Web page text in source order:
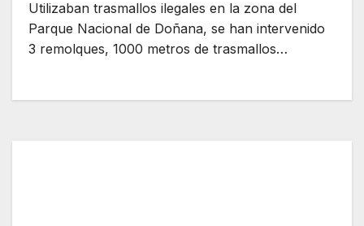
Utilizaban trasmallos ilegales en la zona del
Parque Nacional de Doñana, se han intervenido
3 remolques, 1000 metros de trasmallos…